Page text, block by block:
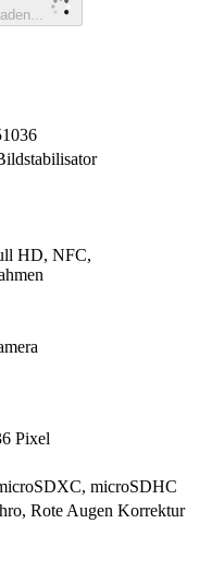
HD, NFC,
Pixel
microSDHC
Rote Augen Korrektur